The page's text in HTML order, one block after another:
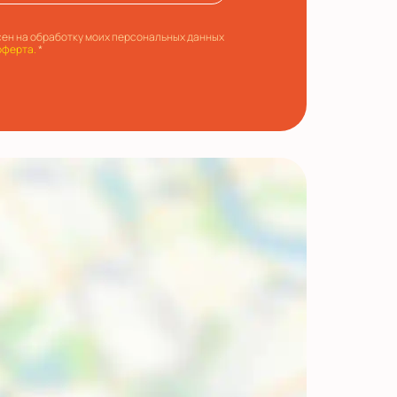
на обработку моих персональных данных
*